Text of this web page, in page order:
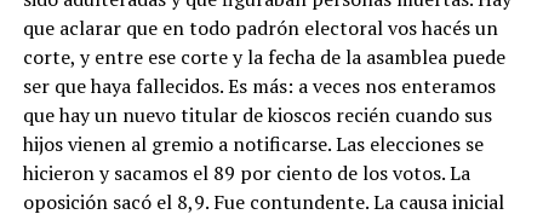
que aclarar que en todo padrón electoral vos hacés un
corte, y entre ese corte y la fecha de la asamblea puede
ser que haya fallecidos. Es más: a veces nos enteramos
que hay un nuevo titular de kioscos recién cuando sus
hijos vienen al gremio a notificarse. Las elecciones se
hicieron y sacamos el 89 por ciento de los votos. La
oposición sacó el 8,9. Fue contundente. La causa inicial